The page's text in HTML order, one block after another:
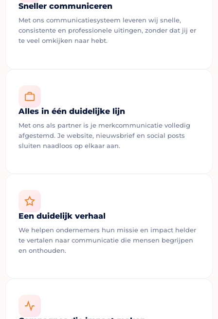
Sneller communiceren
Met ons communicatiesysteem leveren wij snelle,
consistente en professionele uitingen, zonder dat jij er
te veel omkijken naar hebt.
Alles in één duidelijke lijn
Met ons als partner is je merkcommunicatie volledig
afgestemd. Je website, nieuwsbrief en social posts
sluiten naadloos op elkaar aan.
Een duidelijk verhaal
We helpen ondernemers hun missie en impact helder
te vertalen naar communicatie die mensen begrijpen
en onthouden.